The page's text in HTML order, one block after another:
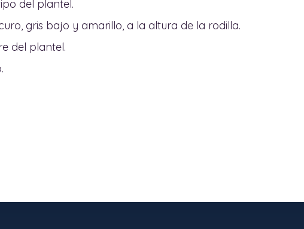
del plantel.
gris bajo y amarillo, a la altura de la rodilla.
del plantel.